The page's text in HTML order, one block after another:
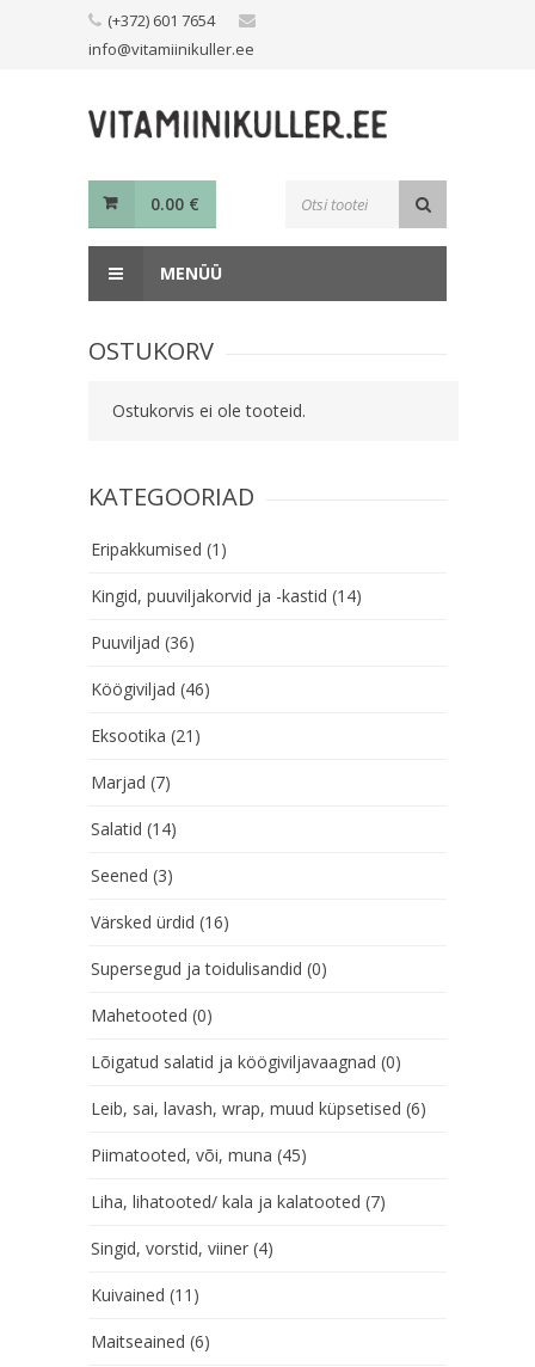
(+372) 601 7654
info@vitamiinikuller.ee
0.00 €
MENÜÜ
OSTUKORV
Ostukorvis ei ole tooteid.
KATEGOORIAD
Eripakkumised (1)
Kingid, puuviljakorvid ja -kastid (14)
Puuviljad (36)
Köögiviljad (46)
Eksootika (21)
Marjad (7)
Salatid (14)
Seened (3)
Värsked ürdid (16)
Supersegud ja toidulisandid (0)
Mahetooted (0)
Lõigatud salatid ja köögiviljavaagnad (0)
Leib, sai, lavash, wrap, muud küpsetised (6)
Piimatooted, või, muna (45)
Liha, lihatooted/ kala ja kalatooted (7)
Singid, vorstid, viiner (4)
Kuivained (11)
Maitseained (6)